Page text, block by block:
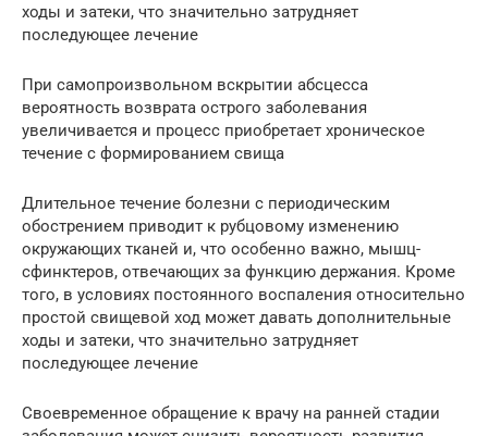
ходы и затеки, что значительно затрудняет
последующее лечение
При самопроизвольном вскрытии абсцесса
вероятность возврата острого заболевания
увеличивается и процесс приобретает хроническое
течение с формированием свища
Длительное течение болезни с периодическим
обострением приводит к рубцовому изменению
окружающих тканей и, что особенно важно, мышц-
сфинктеров, отвечающих за функцию держания. Кроме
того, в условиях постоянного воспаления относительно
простой свищевой ход может давать дополнительные
ходы и затеки, что значительно затрудняет
последующее лечение
Своевременное обращение к врачу на ранней стадии